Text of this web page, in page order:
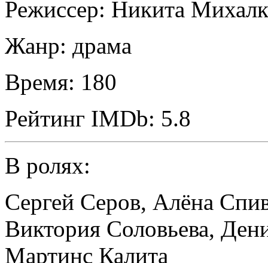
Режиссер: Никита
Жанр: драма
Время: 180
Рейтинг IMDb: 5.8
В ролях:
Сергей Серов, Алёна
Виктория Соловьева,
Мартинс Калита